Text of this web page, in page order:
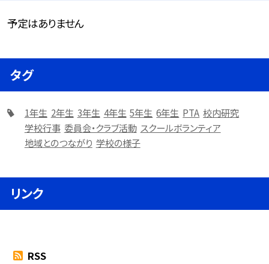
予定はありません
タグ
1年生 2年生 3年生 4年生 5年生 6年生 PTA 校内研究
学校行事 委員会・クラブ活動 スクールボランティア
地域とのつながり 学校の様子
リンク
RSS